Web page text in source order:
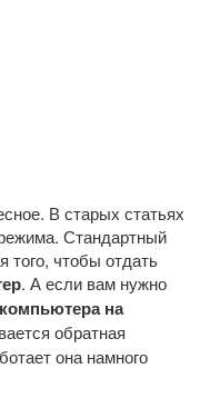
В старых статьях
Стандартный
того, чтобы отдать
. А если вам нужно
на
обратная
она намного